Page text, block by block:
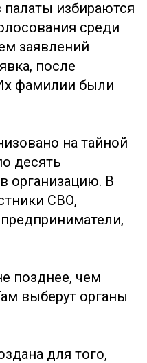
избираются
среди
заявлений
после
фамилии были
на тайной
десять
организацию. В
СВО,
позднее, чем
выберут органы
для того,